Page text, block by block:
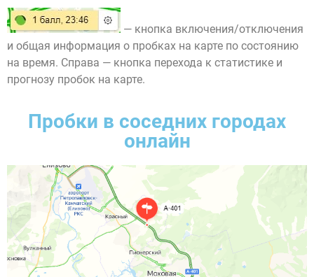
— кнопка включения/отключения
и общая информация о пробках на карте по состоянию
на время. Справа — кнопка перехода к статистике и
прогнозу пробок на карте.
Пробки в соседних городах
онлайн